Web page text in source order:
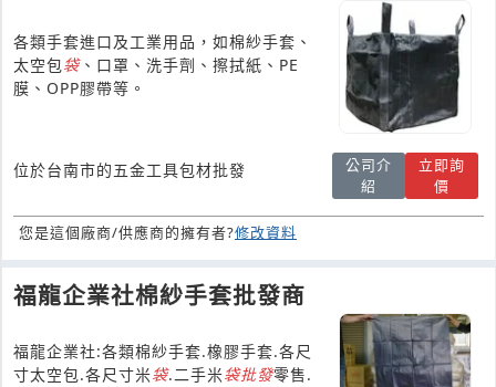
各類手套進口及工業用品，如棉紗手套、
太空包袋、口罩、洗手劑、擦拭紙、PE
膜、OPP膠帶等。
位於台南市的五金工具包材批發
公司介
紹
立即詢
價
您是這個廠商/供應商的擁有者?修改資料
福龍企業社棉紗手套批發商
福龍企業社:各類棉紗手套.橡膠手套.各尺
寸太空包.各尺寸米袋.二手米袋批發零售.